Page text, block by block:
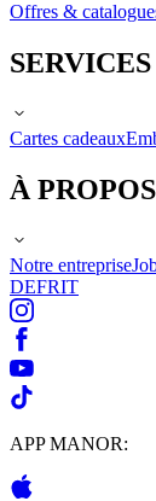
Offres &
SERVICES
Cartes cadeaux
À
Notre entreprise
DEFRIT
APP MANOR: